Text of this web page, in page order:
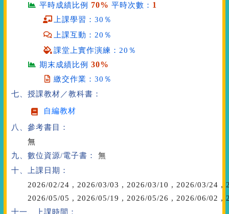
平時成績比例 70% 平時次數： 1
上課學習：30％
上課互動：20％
課堂上實作演練：20％
期末成績比例30%
繳交作業：30％
七、授課教材／教科書：
自編教材
八、參考書目：
無
九、數位資源/電子書：
無
十、上課日期：
2026/02/24 , 2026/03/03 , 2026/03/10 , 2026/03/24 ,
2026/05/05 , 2026/05/19 , 2026/05/26 , 2026/06/02 ,
十一、上課時間：